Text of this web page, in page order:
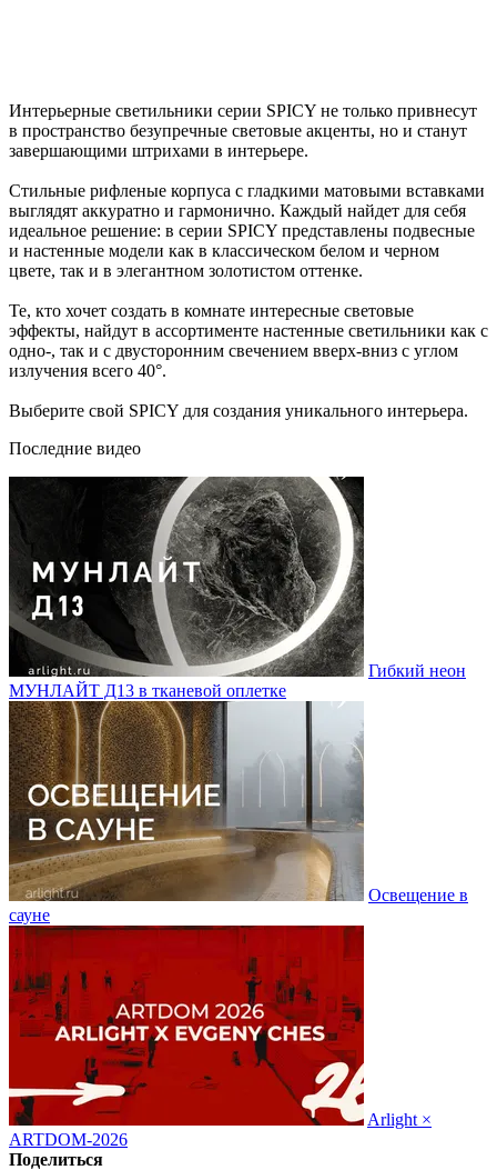
Интерьерные светильники серии SPICY не только привнесут
в пространство безупречные световые акценты, но и станут
завершающими штрихами в интерьере.
Стильные рифленые корпуса с гладкими матовыми вставками
выглядят аккуратно и гармонично. Каждый найдет для себя
идеальное решение: в серии SPICY представлены подвесные
и настенные модели как в классическом белом и черном
цвете, так и в элегантном золотистом оттенке.
Те, кто хочет создать в комнате интересные световые
эффекты, найдут в ассортименте настенные светильники как с
одно-, так и с двусторонним свечением вверх-вниз с углом
излучения всего 40°.
Выберите свой SPICY для создания уникального интерьера.
Последние видео
Гибкий неон
МУНЛАЙТ Д13 в тканевой оплетке
Освещение в
сауне
Arlight ×
ARTDOM-2026
Поделиться